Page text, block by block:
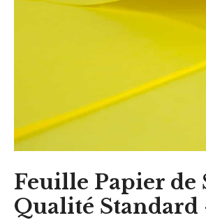
Feuille Papier de
Qualité Standard